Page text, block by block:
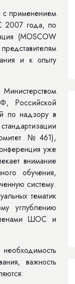
применением
2007 года, по
(MOSCOW
и к опыту
Российской
по надзору в
№461),
уже
внимание
обучения,
систему.
тематик
углублению
ШОС и
важность